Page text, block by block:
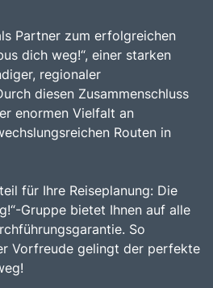
vielfältigen
für jeden Besucher.
Partner zum erfolgreichen
dich weg!“, einer starken
regionaler
diesen Zusammenschluss
enormen Vielfalt an
Routen in
für Ihre Reiseplanung: Die
Gruppe bietet Ihnen auf alle
So
Vorfreude gelingt der perfekte